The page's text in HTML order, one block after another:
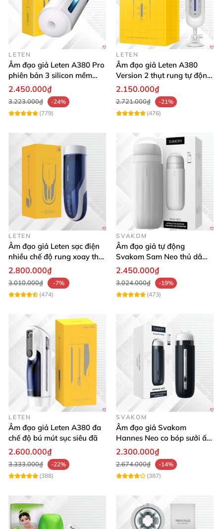
LETEN
Âm đạo giả Leten A380 Pro
phiên bản 3 silicon mềm
mại kích thích
2.450.000₫
3.223.000₫
-24%
(779)
LETEN
Âm đạo giả Leten A380
Version 2 thụt rung tự động,
cảm giác thật
2.150.000₫
2.721.000₫
-21%
(476)
LETEN
Âm đạo giả Leten sạc điện
nhiều chế độ rung xoay thụt
rên rỉ
2.800.000₫
3.010.000₫
-7%
(474)
SVAKOM
Âm đạo giả tự động
Svakom Sam Neo thủ dâm
rung mút app điện thoại
2.450.000₫
3.024.000₫
-19%
(473)
LETEN
Âm đạo giả Leten A380 đa
chế độ bú mút sục siêu đã
2.600.000₫
3.333.000₫
-22%
(388)
SVAKOM
Âm đạo giả Svakom
Hannes Neo co bóp sưởi ấm
điều khiển app tiện lợi kích
thích mạnh mẽ
2.300.000₫
2.674.000₫
-14%
(387)